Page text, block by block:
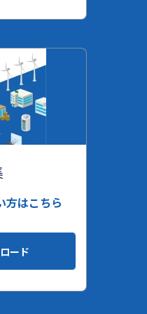
方はこちら
ード